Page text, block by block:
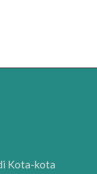
Kota-kota